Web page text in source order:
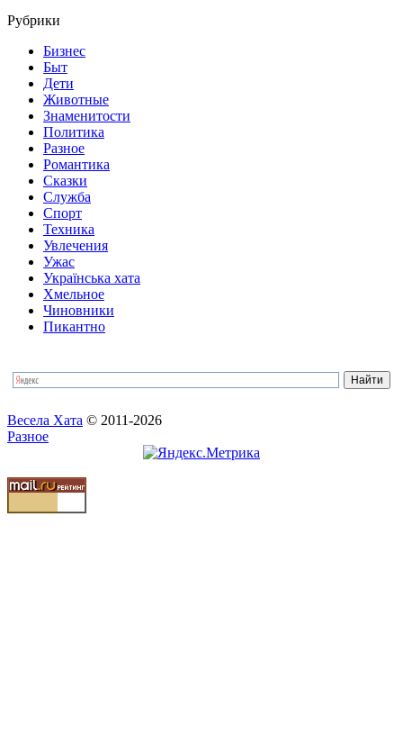
Рубрики
Бизнес
Быт
Дети
Животные
Знаменитости
Политика
Разное
Романтика
Сказки
Служба
Спорт
Техника
Увлечения
Ужас
Українська хата
Хмельное
Чиновники
Пикантно
Весела Хата © 2011-2026
Разное